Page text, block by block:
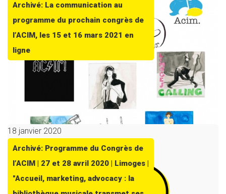
Archivé: La communication au
programme du prochain congrès de
l’ACIM, les 15 et 16 mars 2021 en
ligne
18 janvier 2020
Archivé: Programme du Congrès de
l’ACIM | 27 et 28 avril 2020 | Limoges |
"Accueil, marketing, advocacy : la